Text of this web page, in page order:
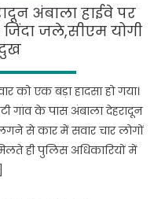
विस्फोट
दो
अंबाला हाईवे पर
जले,सीएम योगी
को एक बड़ा हादसा हो गया।
गांव के पास अंबाला देहरादून
से कार में सवार चार लोगों
ही पुलिस अधिकारियों में